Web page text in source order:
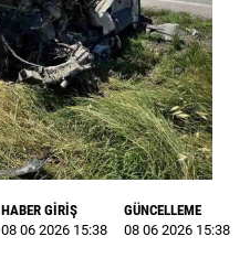
HABER GİRİŞ
08 06 2026 15:38
GÜNCELLEME
08 06 2026 15:38